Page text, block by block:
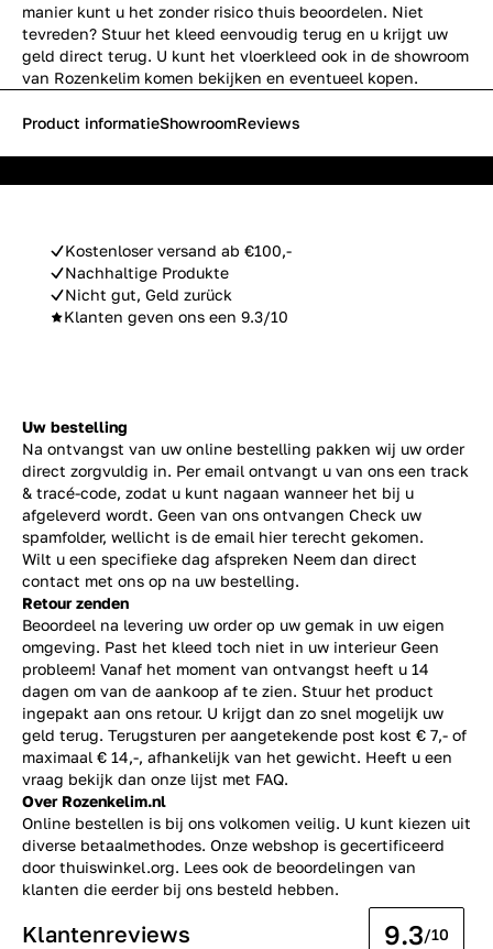
manier kunt u het zonder risico thuis beoordelen. Niet
tevreden? Stuur het kleed eenvoudig terug en u krijgt uw
geld direct terug. U kunt het vloerkleed ook in de showroom
van Rozenkelim komen bekijken en eventueel kopen.
Kostenloser versand ab €100,-
Nachhaltige Produkte
Nicht gut, Geld zurück
Klanten geven ons een 9.3/10
Product informatieShowroomReviews
Uw bestelling
Na ontvangst van uw online bestelling pakken wij uw order
direct zorgvuldig in. Per email ontvangt u van ons een track
& tracé-code, zodat u kunt nagaan wanneer het bij u
afgeleverd wordt. Geen van ons ontvangen Check uw
spamfolder, wellicht is de email hier terecht gekomen.
Wilt u een specifieke dag afspreken Neem dan direct
contact met ons op na uw bestelling.
Retour zenden
Beoordeel na levering uw order op uw gemak in uw eigen
omgeving. Past het kleed toch niet in uw interieur Geen
probleem! Vanaf het moment van ontvangst heeft u 14
dagen om van de aankoop af te zien. Stuur het product
ingepakt aan ons retour. U krijgt dan zo snel mogelijk uw
geld terug. Terugsturen per aangetekende post kost € 7,- of
maximaal € 14,-, afhankelijk van het gewicht. Heeft u een
vraag bekijk dan onze lijst met FAQ.
Over Rozenkelim.nl
Online bestellen is bij ons volkomen veilig. U kunt kiezen uit
diverse betaalmethodes. Onze webshop is gecertificeerd
door thuiswinkel.org. Lees ook de beoordelingen van
klanten die eerder bij ons besteld hebben.
Klantenreviews 9.3/10